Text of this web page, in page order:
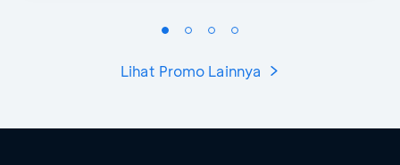
Lihat Promo Lainnya